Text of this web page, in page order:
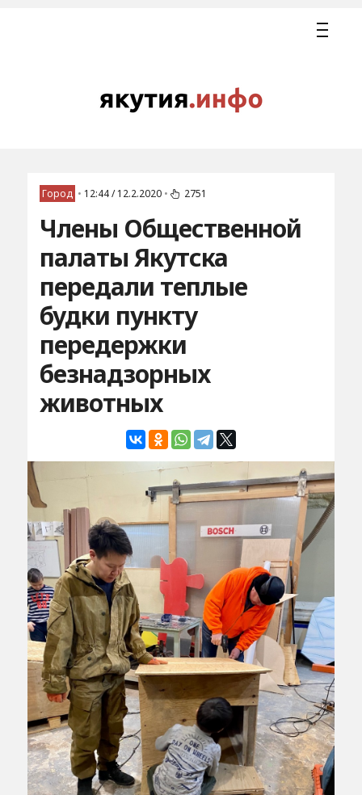
Город • 12:44 / 12.2.2020 • 2751
Члены Общественной
палаты Якутска
передали теплые
будки пункту
передержки
безнадзорных
животных